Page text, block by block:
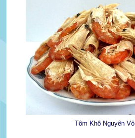
Tôm Khô Nguyên Vỏ